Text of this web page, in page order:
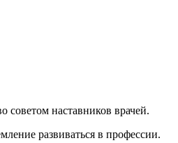
советом наставников врачей.
развиваться в профессии.